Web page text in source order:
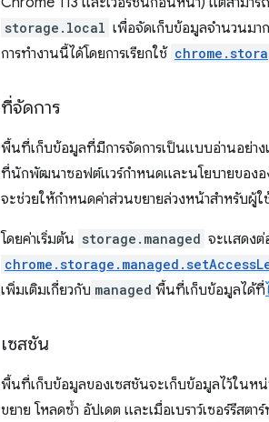
storage.local เพื่อจัดเก็บข้อมูลจำนวนม
การทำงานนี้ได้โดยการเรียกใช้
ที่จัดการ
พื้นที่เก็บข้อมูลที่มีการจัดการเป็นแบบอ่านอย่าง
ที่นักพัฒนาซอฟต์แวร์กำหนดและนโยบายของอ
จะช่วยให้กำหนดค่าส่วนขยายล่วงหน้าสำหรับผู้
โดยค่าเริ่มต้น storage.managed จะแสดงต่
เพิ่มเติมเกี่ยวกับ managed พื้นที่เก็บข้อมูลได้ที่
เซสชัน
พื้นที่เก็บข้อมูลของเซสชันจะเก็บข้อมูลไว้ในห
ขยาย โหลดซ้ำ อัปเดต และเมื่อเบราว์เซอร์รีส